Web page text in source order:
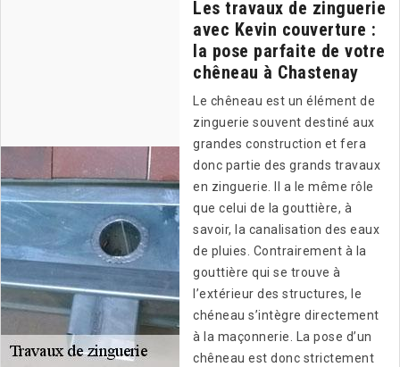
Les travaux de zinguerie
avec Kevin couverture :
la pose parfaite de votre
chêneau à Chastenay
Le chêneau est un élément de
zinguerie souvent destiné aux
grandes construction et fera
donc partie des grands travaux
en zinguerie. Il a le même rôle
que celui de la gouttière, à
savoir, la canalisation des eaux
de pluies. Contrairement à la
gouttière qui se trouve à
l’extérieur des structures, le
chéneau s’intègre directement
à la maçonnerie. La pose d’un
chêneau est donc strictement